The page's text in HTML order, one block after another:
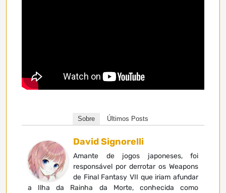
Sobre Últimos Posts
David Signorelli
Amante de jogos japoneses, foi
responsável por derrotar os Weapons
de Final Fantasy VII que iriam afundar
a Ilha da Rainha da Morte, conhecida como